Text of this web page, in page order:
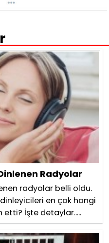
Radyolar
radyolar belli oldu.
en çok hangi
İşte detaylar.....